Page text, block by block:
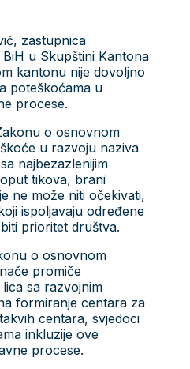
zastupnica
u Skupštini Kantona
kantonu nije dovoljno
poteškoćama u
procese.
o osnovnom
u razvoju naziva
najbezazlenijim
tikova, brani
ne može niti očekivati,
ispoljavaju određene
prioritet društva.
o osnovnom
promiče
sa razvojnim
formiranje centara za
centara, svjedoci
inkluzije ove
procese.